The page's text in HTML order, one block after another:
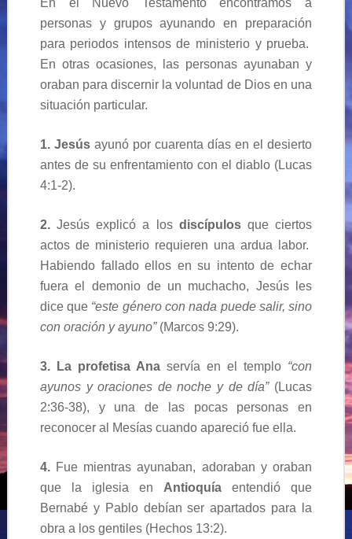
En el Nuevo Testamento encontramos a
personas y grupos ayunando en preparación
para periodos intensos de ministerio y prueba.
En otras ocasiones, las personas ayunaban y
oraban para discernir la voluntad de Dios en una
situación particular.
1. Jesúsayunó por cuarenta días en el desierto
antes de su enfrentamiento con el diablo (Lucas
4:1-2).
2.Jesús explicó a los discípulosque ciertos
actos de ministerio requieren una ardua labor.
Habiendo fallado ellos en su intento de echar
fuera el demonio de un muchacho, Jesús les
dice que “este género con nada puede salir, sino
con oración y ayuno”(Marcos 9:29).
3. La profetisa Ana servía en el templo “con
ayunos y oraciones de noche y de día”(Lucas
2:36-38), y una de las pocas personas en
reconocer al Mesías cuando apareció fue ella.
4.Fue mientras ayunaban, adoraban y oraban
que la iglesia en Antioquía entendió que
Bernabé y Pablo debían ser apartados para la
obra a los gentiles (Hechos 13:2).